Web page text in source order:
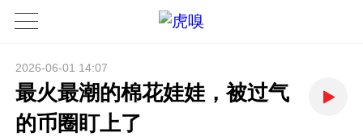
2026-06-01 14:07
最火最潮的棉花娃娃，被过气
的币圈盯上了